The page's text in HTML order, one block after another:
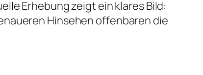
Erhebung zeigt ein klares Bild:
Hinsehen offenbaren die